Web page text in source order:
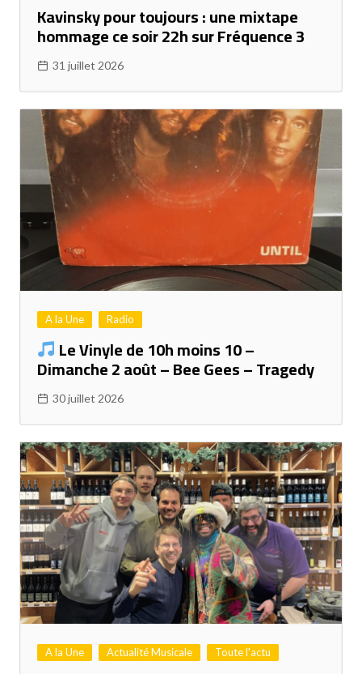
Kavinsky pour toujours : une mixtape
hommage ce soir 22h sur Fréquence 3
31 juillet 2026
A la Une Radio
Le Vinyle de 10h moins 10 –
Dimanche 2 août – Bee Gees – Tragedy
30 juillet 2026
A la Une Actualité Musicale Toute l'actu